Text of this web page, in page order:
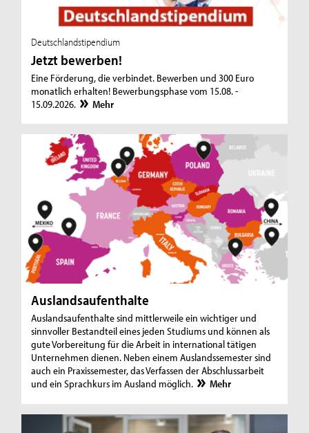
Deutschlandstipendium
Jetzt bewerben!
Eine Förderung, die verbindet. Bewerben und 300 Euro
monatlich erhalten! Bewerbungsphase vom 15.08. -
15.09.2026.
Mehr
Auslandsaufenthalte
Auslandsaufenthalte sind mittlerweile ein wichtiger und
sinnvoller Bestandteil eines jeden Studiums und können als
gute Vorbereitung für die Arbeit in international tätigen
Unternehmen dienen. Neben einem Auslandssemester sind
auch ein Praxissemester, das Verfassen der Abschlussarbeit
und ein Sprachkurs im Ausland möglich.
Mehr